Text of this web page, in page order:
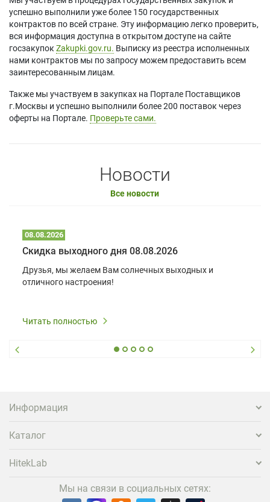
успешно выполнили уже более 150 государственных
контрактов по всей стране. Эту информацию легко проверить,
вся информация доступна в открытом доступе на сайте
госзакупок Zakupki.gov.ru. Выписку из реестра исполненных
нами контрактов мы по запросу можем предоставить всем
заинтересованным лицам.
Также мы участвуем в закупках на Портале Поставщиков
г.Москвы и успешно выполнили более 200 поставок через
оферты на Портале. Проверьте сами.
Новости
Все новости
08.08.2026
Скидка выходного дня 08.08.2026
Друзья, мы желаем Вам солнечных выходных и
отличного настроения!
Читать полностью
Информация
Каталог
HitekLab
Мы на связи в социальных сетях: